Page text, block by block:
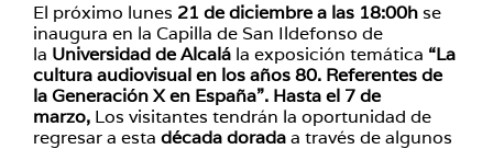
El próximo lunes 21 de diciembrea las 18:00hse
inaugura en la Capilla de San Ildefonso de
la Universidad de Alcalá la exposición temática “La
cultura audiovisual en los años 80. Referentes de
la Generación X en España”. Hasta el 7 de
marzo, Los visitantes tendrán la oportunidad de
regresar a esta década doradaa través de algunos